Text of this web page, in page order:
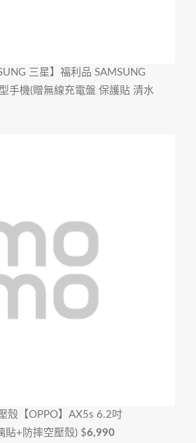
三星】福利品 SAMSUNG
手機(贈無線充電盤 保護貼 清水
殼 【OPPO】AX5s 6.2吋
貼+防摔空壓殼) $6,990